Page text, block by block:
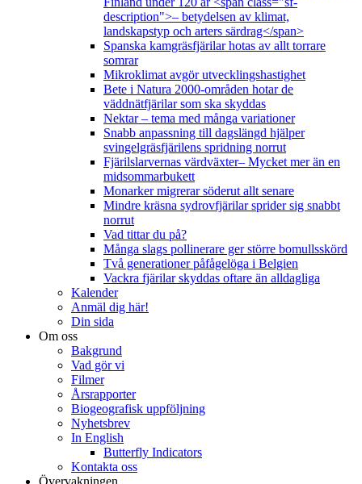
description">– betydelsen av klimat,
landskapstyp och arters särdrag</span>
Spanska kamgräsfjärilar hotas av allt torrare
somrar
Mikroklimat avgör utvecklingshastighet
Bete i Natura 2000-områden hotar de
väddnätfjärilar som ska skyddas
Nektar – tema med många variationer
Snabb anpassning till dagslängd hjälper
svingelgräsfjärilens spridning norrut
Fjärilslarvernas värdväxter– Mycket mer än en
midsommarbukett
Monarker migrerar söderut allt senare
Mindre kräsna sydrovfjärilar sprider sig snabbt
norrut
Vad tittar du på?
Många slags pollinerare ger större bomullsskörd
Två generationer påfågelöga i Belgien
Vackra fjärilar skyddas oftare än alldagliga
Kalender
Anmäl dig här!
Din sida
Om oss
Bakgrund
Vad gör vi
Filmer
Årsrapporter
Biogeografisk uppföljning
Nyhetsbrev
In English
Butterfly Indicators
Kontakta oss
Övervakningen